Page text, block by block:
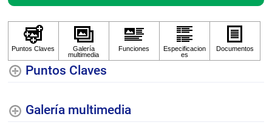
Puntos Claves
Galería multimedia